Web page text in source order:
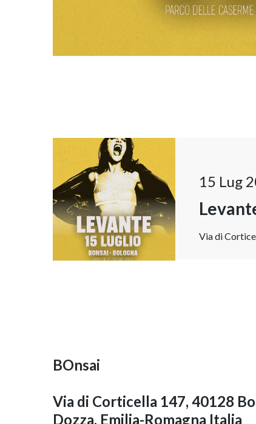
15 Lug
Via di
BOnsai
Via di Corticella 147, 40128
Dozza, Emilia-Romagna Italia